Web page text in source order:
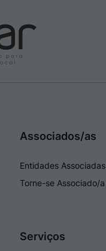
Associados/as
Entidades Associadas
Torne-se Associado/a
Serviços